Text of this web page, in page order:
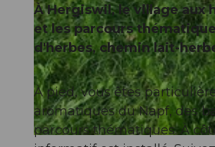
À Hergiswil, le village aux
et les parcours
d'herbes, chemin lait-
À pied, vous êtes
aromatiques du Napf, des
parcours thématiques. À